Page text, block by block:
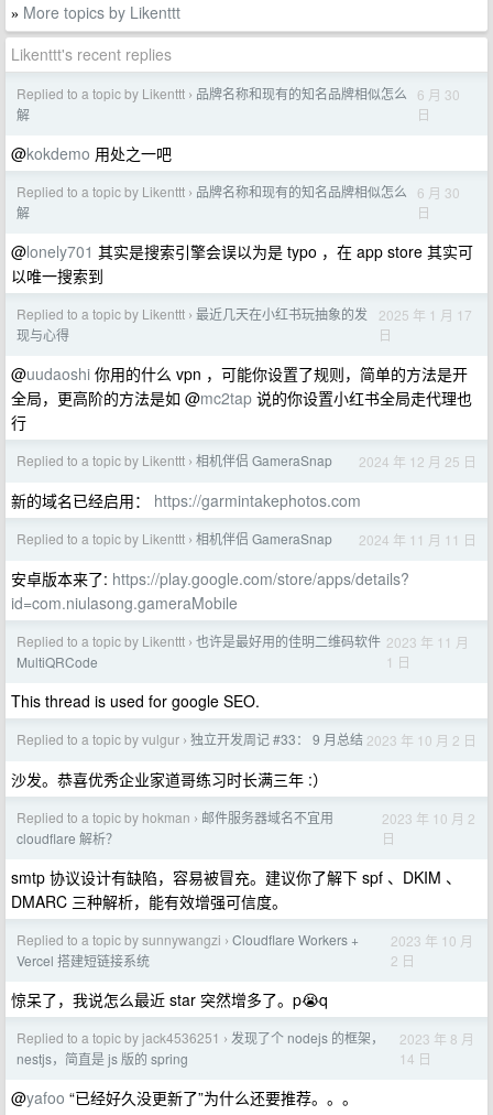
» More topics by Likenttt
Likenttt's recent replies
Replied to a topic by Likenttt › 品牌名称和现有的知名品牌相似怎么
解
6 月 30
日
@kokdemo 用处之一吧
Replied to a topic by Likenttt › 品牌名称和现有的知名品牌相似怎么
解
6 月 30
日
@lonely701 其实是搜索引擎会误以为是 typo ，在 app store 其实可
以唯一搜索到
Replied to a topic by Likenttt › 最近几天在小红书玩抽象的发
现与心得
2025 年 1 月 17
日
@uudaoshi 你用的什么 vpn ，可能你设置了规则，简单的方法是开
全局，更高阶的方法是如 @mc2tap 说的你设置小红书全局走代理也
行
Replied to a topic by Likenttt › 相机伴侣 GameraSnap 2024 年 12 月 25 日
新的域名已经启用： https://garmintakephotos.com
Replied to a topic by Likenttt › 相机伴侣 GameraSnap 2024 年 11 月 11 日
安卓版本来了: https://play.google.com/store/apps/details?
id=com.niulasong.gameraMobile
Replied to a topic by Likenttt › 也许是最好用的佳明二维码软件
MultiQRCode
2023 年 11 月
1 日
This thread is used for google SEO.
Replied to a topic by vulgur › 独立开发周记 #33： 9 月总结 2023 年 10 月 2 日
沙发。恭喜优秀企业家道哥练习时长满三年 :）
Replied to a topic by hokman › 邮件服务器域名不宜用
cloudflare 解析？
2023 年 10 月 2
日
smtp 协议设计有缺陷，容易被冒充。建议你了解下 spf 、DKIM 、
DMARC 三种解析，能有效增强可信度。
Replied to a topic by sunnywangzi › Cloudflare Workers +
Vercel 搭建短链接系统
2023 年 10 月
2 日
惊呆了，我说怎么最近 star 突然增多了。p😭q
Replied to a topic by jack4536251 › 发现了个 nodejs 的框架，
nestjs，简直是 js 版的 spring
2023 年 8 月
14 日
@yafoo “已经好久没更新了”为什么还要推荐。。。